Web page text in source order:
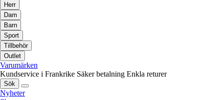
Herr
Dam
Barn
Sport
Tillbehör
Outlet
Varumärken
Kundservice i Frankrike Säker betalning Enkla returer
Sök
Nyheter